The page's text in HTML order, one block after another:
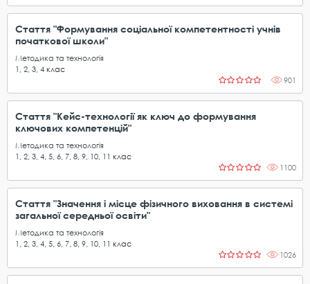
Стаття "Формування соціальної компетентності учнів
початкової школи"
Методика та технологія
1
2 3 4 клас
901
Стаття "Кейс-технології як ключ до формування
ключових компетенцій"
Методика та технологія
1
2 3 4 5 6 7 8 9 10 11 клас
1100
Стаття "Значення і місце фізичного виховання в системі
загальної середньої освіти"
Методика та технологія
1
2 3 4 5 6 7 8 9 10 11 клас
1026